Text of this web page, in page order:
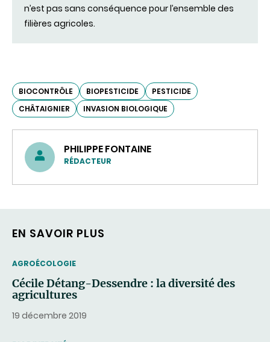
n’est pas sans conséquence pour l’ensemble des
filières agricoles.
BIOCONTRÔLE BIOPESTICIDE
PESTICIDE
CHÂTAIGNIER
INVASION BIOLOGIQUE
PHILIPPE FONTAINE
RÉDACTEUR
EN SAVOIR PLUS
THEMATIC
AGROÉCOLOGIE
Cécile Détang-Dessendre : la diversité des
agricultures
19 décembre 2019